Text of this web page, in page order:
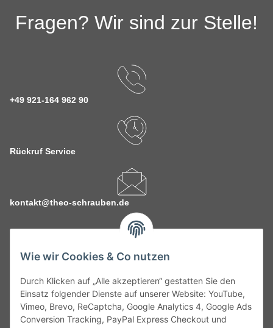
Wie wir Cookies & Co nutzen
Durch Klicken auf „Alle akzeptieren“ gestatten Sie den
Einsatz folgender Dienste auf unserer Website: YouTube,
Vimeo, Brevo, ReCaptcha, Google Analytics 4, Google Ads
Conversion Tracking, PayPal Express Checkout und
Fragen? Wir sind zur Stelle!
+49 921-164 962 90
Rückruf Service
kontakt@theo-schrauben.de
Service
Gesetzliche Informationen